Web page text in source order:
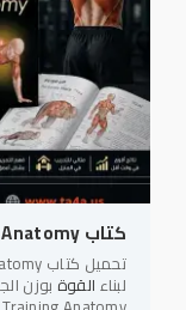
كتاب Bodyweight Strength Training Anatomy
لبناء القوة